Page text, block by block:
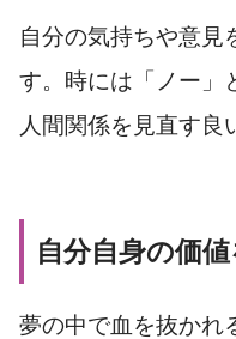
自分の気持ちや意見
す。時には「ノー」
人間関係を見直す良
自分自身の価
夢の中で血を抜かれ